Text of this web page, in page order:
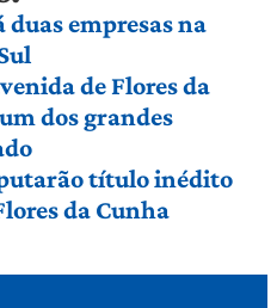
empresas na
de Flores da
dos grandes
título inédito
da Cunha